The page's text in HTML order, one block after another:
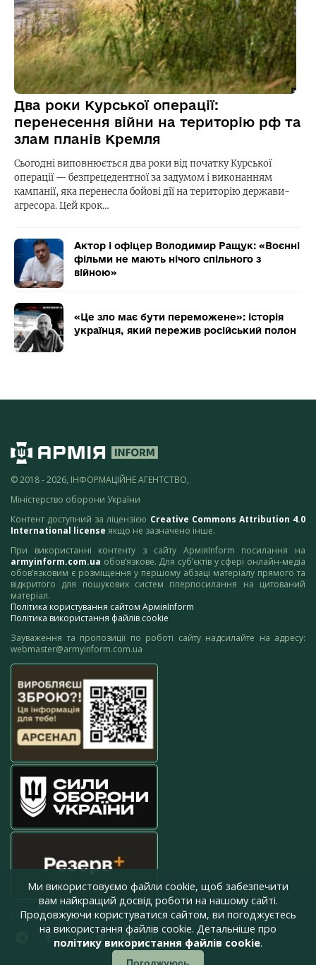
Два роки Курської операції:
перенесення війни на територію рф та
злам планів Кремля
Сьогодні виповнюється два роки від початку Курської
операції — безпрецедентної за задумом і виконанням
кампанії, яка перенесла бойові дії на територію держави-
агресора. Цей крок…
Актор і офіцер Володимир Ращук: «Воєнні
фільми не мають нічого спільного з
війною»
«Це зло має бути переможене»: історія
українця, який пережив російський полон
© 2018 - 2026, ІНФОРМАЦІЙНЕ АГЕНТСТВО,
Міністерство оборони України
Контент доступний за ліцензією Creative Commons Attribution 4.0
International license якщо не зазначено інше.
При використанні контенту з сайту АрміяInform посилання на
armyinform.com.ua обов’язкове. Для суб’єктів у сфері онлайн-медіа
обов’язковим є розміщення у першому абзаці матеріалу прямого та
відкритого для пошукових систем гіперпосилання на цитований
матеріал.
Політика користування сайтом АрміяInform
Політика використання файлів cookie
Зауваження та пропозиції по роботі сайту надсилайте на адресу:
webmaster@armyinform.com.ua
press@armyinform.com.ua
Ми використовуємо файли cookie, щоб забезпечити
вам найкращий досвід роботи на нашому сайті.
Продовжуючи користуватися сайтом, ви погоджуєтесь
на використання файлів cookie. Детальніше про
політику використання файлів cookie.